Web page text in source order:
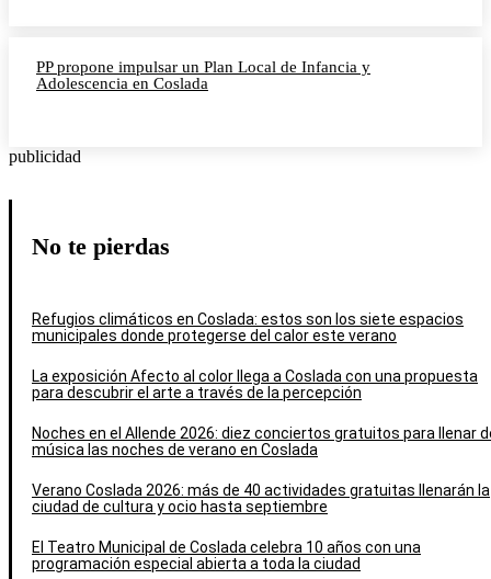
PP propone impulsar un Plan Local de Infancia y
Adolescencia en Coslada
publicidad
No te pierdas
Refugios climáticos en Coslada: estos son los siete espacios
municipales donde protegerse del calor este verano
La exposición Afecto al color llega a Coslada con una propuesta
para descubrir el arte a través de la percepción
Noches en el Allende 2026: diez conciertos gratuitos para llenar
música las noches de verano en Coslada
Verano Coslada 2026: más de 40 actividades gratuitas llenarán la
ciudad de cultura y ocio hasta septiembre
El Teatro Municipal de Coslada celebra 10 años con una
programación especial abierta a toda la ciudad